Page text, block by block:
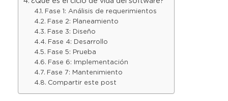
Fase 1: Análisis de requerimientos
Fase 2: Planeamiento
Fase 3: Diseño
Fase 4: Desarrollo
Fase 5: Prueba
Fase 6: Implementación
Fase 7: Mantenimiento
Compartir este post